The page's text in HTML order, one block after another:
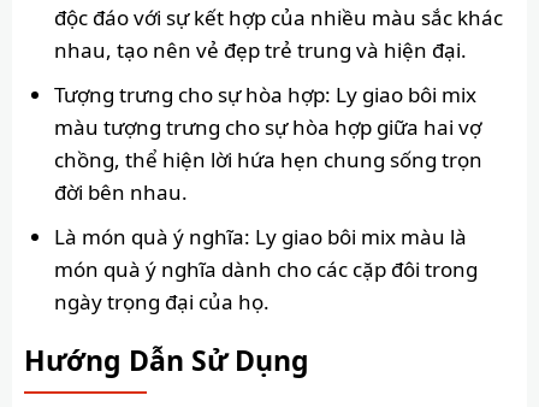
độc đáo với sự kết hợp của nhiều màu sắc khác
nhau, tạo nên vẻ đẹp trẻ trung và hiện đại.
Tượng trưng cho sự hòa hợp: Ly giao bôi mix
màu tượng trưng cho sự hòa hợp giữa hai vợ
chồng, thể hiện lời hứa hẹn chung sống trọn
đời bên nhau.
Là món quà ý nghĩa: Ly giao bôi mix màu là
món quà ý nghĩa dành cho các cặp đôi trong
ngày trọng đại của họ.
Hướng Dẫn Sử Dụng